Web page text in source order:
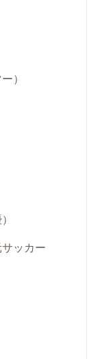
）
ッカー